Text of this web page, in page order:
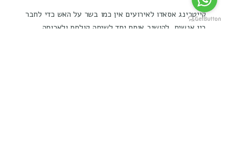
קייטרינג אסאדו לאירועים אין כמו בשר על האש כדי לחבר
בין אנשים, להושיב אותם יחד לשיחה קולחת ולארוחה